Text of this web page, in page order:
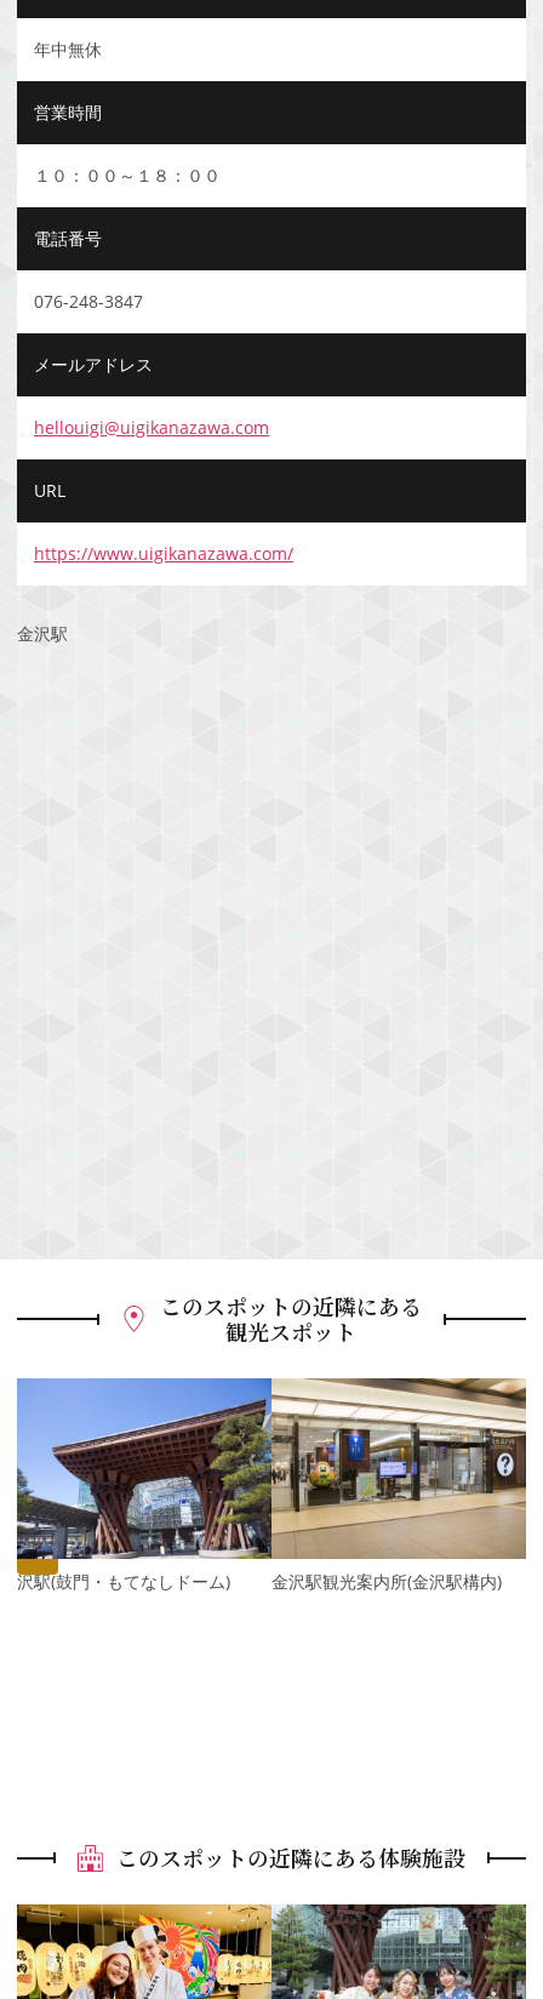
年中無休
営業時間
１０：００～１８：００
電話番号
076-248-3847
メールアドレス
hellouigi@uigikanazawa.com
URL
https://www.uigikanazawa.com/
金沢駅
このスポットの近隣にある
観光スポット
i
o
u
s
金沢駅(鼓門・もてなしドーム) 金沢駅観光案内所(金沢駅構内)
N
e
x
t
このスポットの近隣にある体験施設
P
r
e
v
N
e